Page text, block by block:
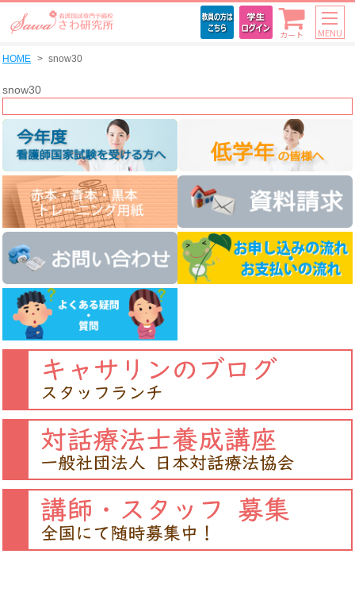
カート MENU
HOME snow30
snow30